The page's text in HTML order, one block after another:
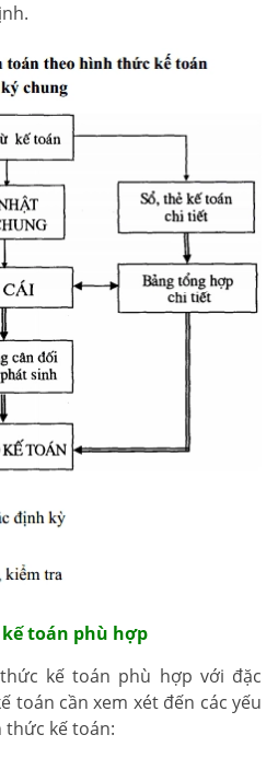
toán phù hợp
kế toán phù hợp với đặc
toán cần xem xét đến các yếu
kế toán: